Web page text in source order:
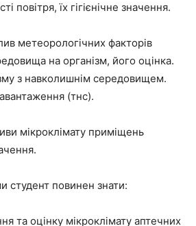
повітря, їх гігієнічне значення.
метеорологічних факторів
на організм, його оцінка.
з навколишнім середовищем.
(тнс).
мікроклімату приміщень
студент повинен знати:
та оцінку мікроклімату аптечних